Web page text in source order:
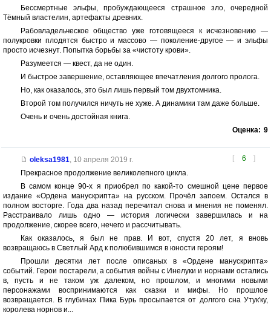
Бессмертные эльфы, пробуждающееся страшное зло, очередной
Тёмный властелин, артефакты древних.
Рабовладельческое общество уже готовящееся к исчезновению —
полукровки плодятся быстро и массово — поколение-другое — и эльфы
просто исчезнут. Попытка борьбы за «чистоту крови».
Разумеется — квест, да не один.
И быстрое завершение, оставляющее впечатления долгого пролога.
Но, как оказалось, это был лишь первый том двухтомника.
Второй том получился ничуть не хуже. А динамики там даже больше.
Очень и очень достойная книга.
Оценка: 9
[ 6 ]
oleksa1981, 10 апреля 2019 г.
Прекрасное продолжение великолепного цикла.
В самом конце 90-х я приобрел по какой-то смешной цене первое
издание «Ордена манускрипта» на русском. Прочёл запоем. Остался в
полном восторге. Года два назад перечитал снова и мнения не поменял.
Расстраивало лишь одно — история логически завершилась и на
продолжение, скорее всего, нечего и рассчитывать.
Как оказалось, я был не прав. И вот, спустя 20 лет, я вновь
возвращаюсь в Светлый Ард к полюбившимся в юности героям!
Прошли десятки лет после описаных в «Ордене манускрипта»
событий. Герои постарели, а события войны с Инелуки и норнами остались
в, пусть и не таком уж далеком, но прошлом, и многими новыми
персонажами воспринимаются как сказки и мифы. Но прошлое
возвращается. В глубинах Пика Бурь просыпается от долгого сна Утук'ку,
королева норнов и...